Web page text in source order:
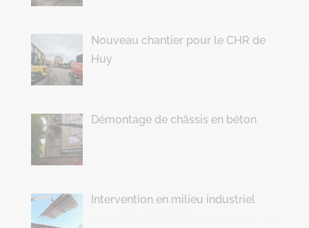
Nouveau chantier pour le CHR de
Huy
Démontage de châssis en béton
Intervention en milieu industriel